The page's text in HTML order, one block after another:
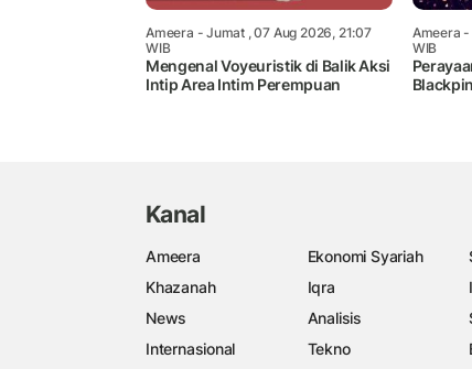
Ameera - Jumat , 07 Aug 2026, 21:07
WIB
Mengenal Voyeuristik di Balik Aksi
Intip Area Intim Perempuan
Ameera -
WIB
Kanal
Ameera Ekonomi Syariah
Khazanah
Iqra
News
Analisis
Internasional
Tekno